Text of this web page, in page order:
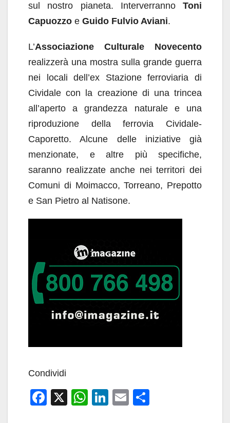
sul nostro pianeta. Interverranno Toni
Capuozzo e Guido Fulvio Aviani.
L’Associazione Culturale Novecento
realizzerà una mostra sulla grande guerra
nei locali dell’ex Stazione ferroviaria di
Cividale con la creazione di una trincea
all’aperto a grandezza naturale e una
riproduzione della ferrovia Cividale-
Caporetto. Alcune delle iniziative già
menzionate, e altre più specifiche,
saranno realizzate anche nei territori dei
Comuni di Moimacco, Torreano, Prepotto
e San Pietro al Natisone.
Condividi
F
X
W
Li
E